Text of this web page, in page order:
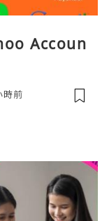
Accoun
時前